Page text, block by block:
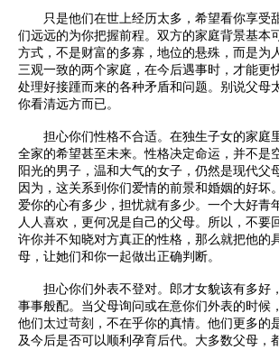
只是他们在世上经历太多，希望看你享受
们远远的为你把握前程。双方的家庭背景基本
方式，不是财富的多寡，地位的悬殊，而是为
三观一致的两个家庭，在今后遇事时，才能更
处理好接踵而来的各种矛盾和问题。别说父母
你看清远方而已。
担心你们性格不合适。在独生子女的家庭
全家的希望甚至未来。性格决定命运，并不是
阳光的男子，温和大气的女子，仍然是现代父
因为，这关系到你们爱情的前景和婚姻的好坏
爱你的心有多少，担忧就有多少。一个大好青
人人喜欢，更何况是自己的父母。所以，不要
许你并不知晓对方真正的性格，那么就把他的
母，让她们和你一起做出正确判断。
担心你们外表不登对。郎才女貌该有多好
事事般配。当父母询问或在意你们外表的时候
他们太过苛刻，不在乎你的真情。他们更多的
及今后是否可以顺利孕育后代。大多数父母，